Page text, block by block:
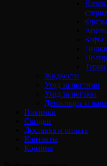
Лоток
Фрезы
Бафы
Пилки
Терки
Жидкости
Уход за ногтями
Уход за ногами
Депиляция и
Новинки
Скидки
Доставка и оплата
Контакты
Корзина